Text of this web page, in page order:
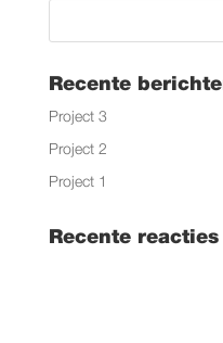
Recente
Project 3
Project 2
Project 1
Recente reacties